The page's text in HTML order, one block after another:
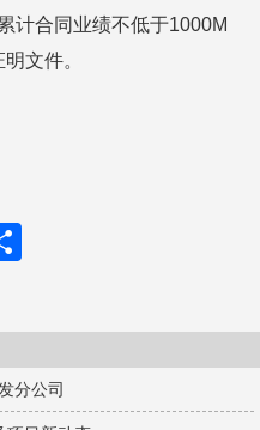
计合同业绩不低于1000M
文件。
分公司